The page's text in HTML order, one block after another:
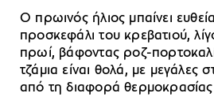
Ο πρωινός ήλιος μπαίνει
προσκεφάλι του κρεβατιού,
πρωί, βάφοντας ροζ-
τζάμια είναι θολά, με μεγάλες
από τη διαφορά